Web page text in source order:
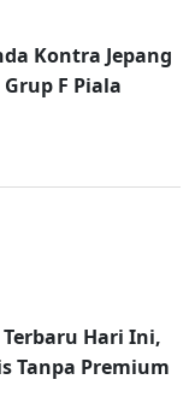
Kontra Jepang
F Piala
Hari Ini,
Tanpa Premium